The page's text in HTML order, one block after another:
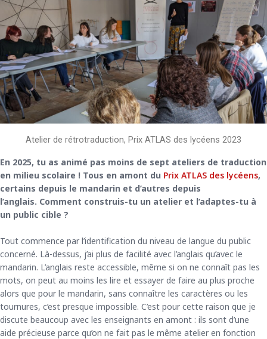
Atelier de rétrotraduction, Prix ATLAS des lycéens 2023
En 2025, tu as animé pas moins de sept ateliers de traduction
en milieu scolaire ! Tous en amont du Prix ATLAS des lycéens,
certains depuis le mandarin et d’autres depuis
l’anglais. Comment construis-tu un atelier et l’adaptes-tu à
un public cible ?
Tout commence par l’identification du niveau de langue du public
concerné. Là-dessus, j’ai plus de facilité avec l’anglais qu’avec le
mandarin. L’anglais reste accessible, même si on ne connaît pas les
mots, on peut au moins les lire et essayer de faire au plus proche
alors que pour le mandarin, sans connaître les caractères ou les
tournures, c’est presque impossible. C’est pour cette raison que je
discute beaucoup avec les enseignants en amont : ils sont d’une
aide précieuse parce qu’on ne fait pas le même atelier en fonction